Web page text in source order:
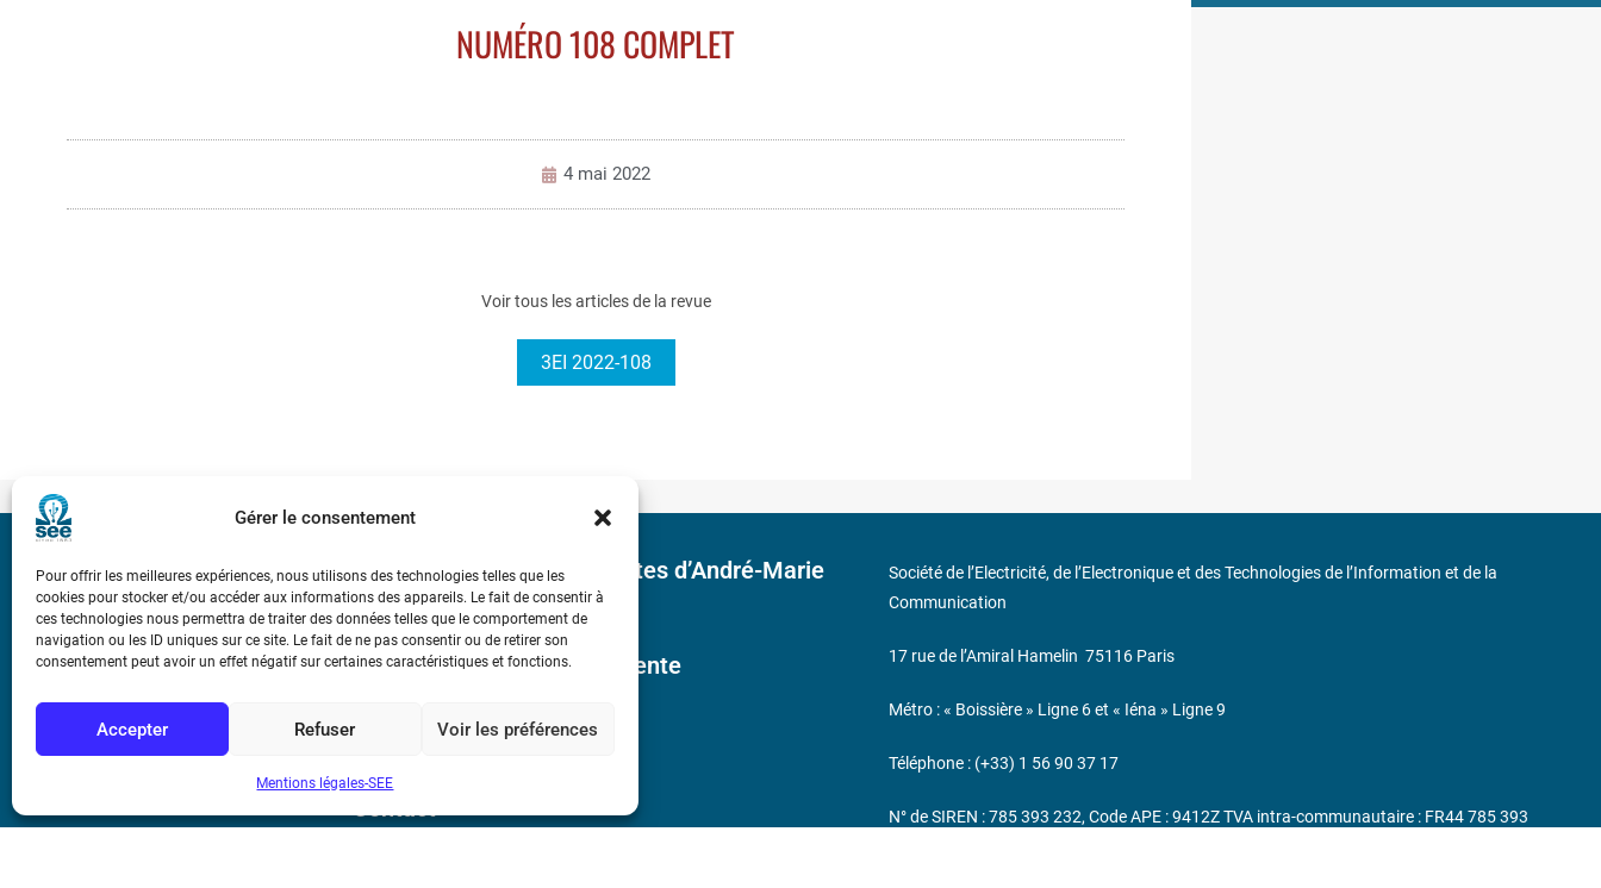
Gérer le consentement
Pour offrir les meilleures expériences, nous utilisons des technologies telles que les
cookies pour stocker et/ou accéder aux informations des appareils. Le fait de consentir à
ces technologies nous permettra de traiter des données telles que le comportement de
navigation ou les ID uniques sur ce site. Le fait de ne pas consentir ou de retirer son
consentement peut avoir un effet négatif sur certaines caractéristiques et fonctions.
Accepter Refuser Voir les préférences
Mentions légales-SEE
NUMÉRO 108 COMPLET
4 mai 2022
Voir tous les articles de la revue
3EI 2022-108
Bicentenaire des découvertes d’André-Marie
Ampère
Conditions Générales de Vente
Mentions légales
Contact
Société de l’Electricité, de l’Electronique et des Technologies de l’Information et de la
Communication
17 rue de l’Amiral Hamelin 75116 Paris
Métro : « Boissière » Ligne 6 et « Iéna » Ligne 9
Téléphone : (+33) 1 56 90 37 17
N° de SIREN : 785 393 232, Code APE : 9412Z TVA intra-communautaire : FR44 785 393